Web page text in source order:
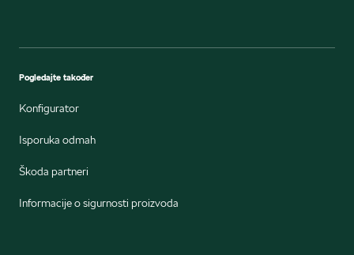
Pogledajte također
Konfigurator
Isporuka odmah
Škoda partneri
Informacije o sigurnosti proizvoda